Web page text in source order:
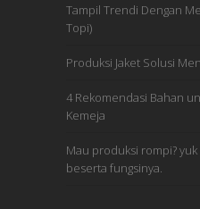
Tampil Trendi Dengan
Topi)
Produksi Jaket Solusi
4 Rekomendasi Bahan
Kemeja
Mau produksi rompi?
beserta fungsinya.